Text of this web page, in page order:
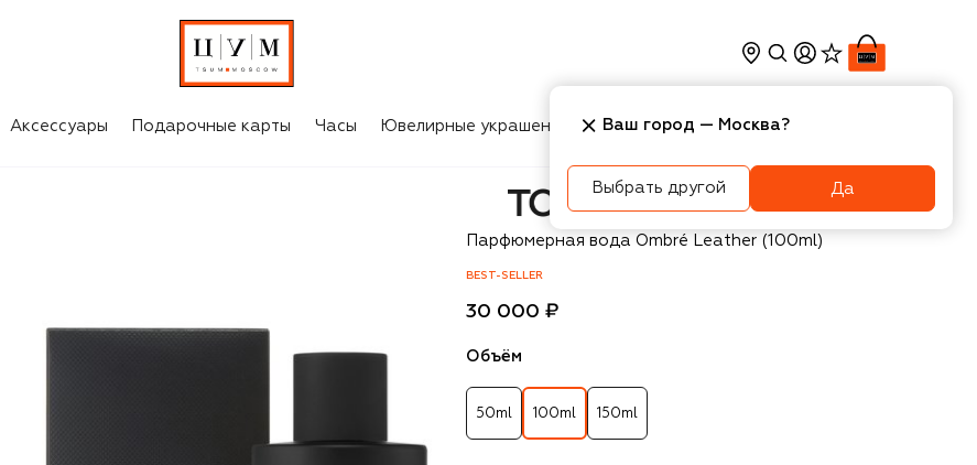
Аксессуары Подарочные карты Часы Ювелирные украшения Косметика Интерьер
Tom Ford
Парфюмерная вода Ombré Leather (100ml)
BEST-SELLER
30 000 ₽
Объём
50ml 100ml 150ml
Ваш город — Москва?
Выбрать другой Да